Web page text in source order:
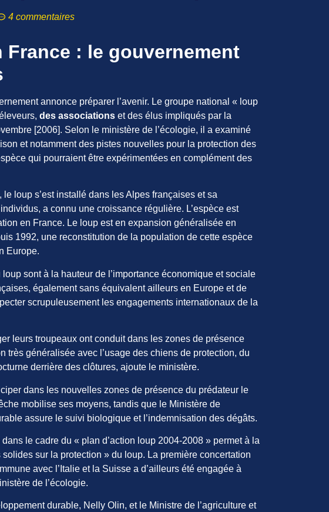
4 commentaires
: le gouvernement
annonce préparer l’avenir. Le groupe national « loup
des associationset des élus impliqués par la
[2006]. Selon le ministère de l’écologie, il a examiné
et notamment des pistes nouvelles pour la protection des
qui pourraient être expérimentées en complément des
loup s’est installé dans les Alpes françaises et sa
a connu une croissance régulière. L’espèce est
en France. Le loup est en expansion généralisée en
1992, une reconstitution de la population de cette espèce
Europe.
sont à la hauteur de l’importance économique et sociale
également sans équivalent ailleurs en Europe et de
scrupuleusement les engagements internationaux de la
leurs troupeaux ont conduit dans les zones de présence
très généralisée avec l’usage des chiens de protection, du
derrière des clôtures, ajoute le ministère.
dans les nouvelles zones de présence du prédateur le
mobilise ses moyens, tandis que le Ministère de
assure le suivi biologique et l’indemnisation des dégâts.
le cadre du « plan d’action loup 2004-2008 » permet à la
sur la protection » du loup. La première concertation
avec l’Italie et la Suisse a d’ailleurs été engagée à
de l’écologie.
durable, Nelly Olin, et le Ministre de l’agriculture et